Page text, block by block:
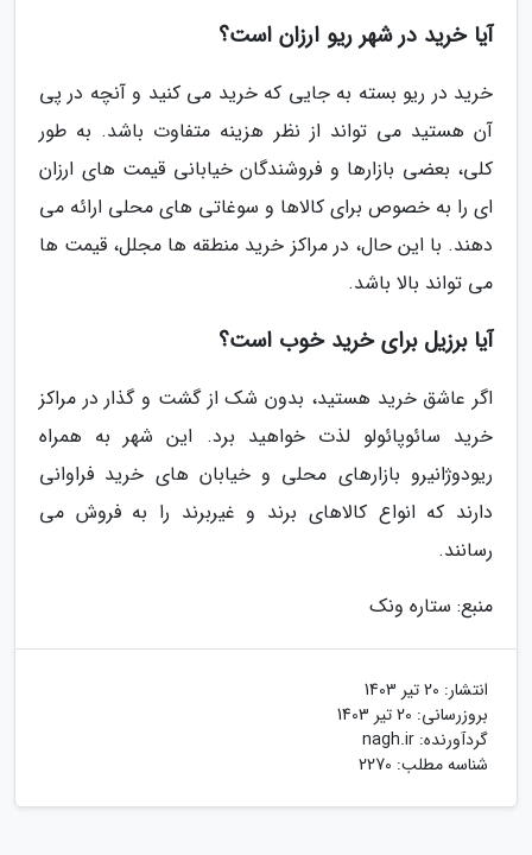
آیا خرید در شهر ریو ارزان است؟
خرید در ریو بسته به جایی که خرید می کنید و آنچه در پی
آن هستید می تواند از نظر هزینه متفاوت باشد. به طور
کلی، بعضی بازارها و فروشندگان خیابانی قیمت های ارزان
ای را به خصوص برای کالاها و سوغاتی های محلی ارائه می
دهند. با این حال، در مراکز خرید منطقه ها مجلل، قیمت ها
می تواند بالا باشد.
آیا برزیل برای خرید خوب است؟
اگر عاشق خرید هستید، بدون شک از گشت و گذار در مراکز
خرید سائوپائولو لذت خواهید برد. این شهر به همراه
ریودوژانیرو بازارهای محلی و خیابان های خرید فراوانی
دارند که انواع کالاهای برند و غیربرند را به فروش می
رسانند.
منبع: ستاره ونک
انتشار: 20 تیر 1403
بروزرسانی: 20 تیر 1403
گردآورنده: nagh.ir
شناسه مطلب: 2270